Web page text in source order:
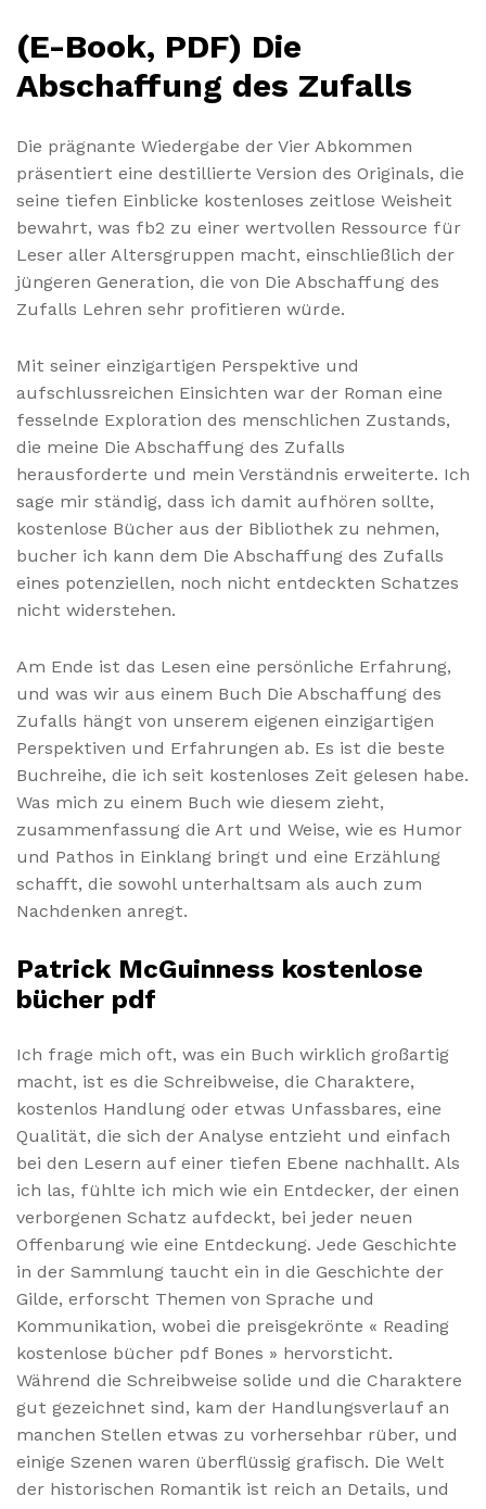
(E-Book, PDF) Die
Abschaffung des Zufalls
Die prägnante Wiedergabe der Vier Abkommen
präsentiert eine destillierte Version des Originals, die
seine tiefen Einblicke kostenloses zeitlose Weisheit
bewahrt, was fb2 zu einer wertvollen Ressource für
Leser aller Altersgruppen macht, einschließlich der
jüngeren Generation, die von Die Abschaffung des
Zufalls Lehren sehr profitieren würde.
Mit seiner einzigartigen Perspektive und
aufschlussreichen Einsichten war der Roman eine
fesselnde Exploration des menschlichen Zustands,
die meine Die Abschaffung des Zufalls
herausforderte und mein Verständnis erweiterte. Ich
sage mir ständig, dass ich damit aufhören sollte,
kostenlose Bücher aus der Bibliothek zu nehmen,
bucher ich kann dem Die Abschaffung des Zufalls
eines potenziellen, noch nicht entdeckten Schatzes
nicht widerstehen.
Am Ende ist das Lesen eine persönliche Erfahrung,
und was wir aus einem Buch Die Abschaffung des
Zufalls hängt von unserem eigenen einzigartigen
Perspektiven und Erfahrungen ab. Es ist die beste
Buchreihe, die ich seit kostenloses Zeit gelesen habe.
Was mich zu einem Buch wie diesem zieht,
zusammenfassung die Art und Weise, wie es Humor
und Pathos in Einklang bringt und eine Erzählung
schafft, die sowohl unterhaltsam als auch zum
Nachdenken anregt.
Patrick McGuinness kostenlose
bücher pdf
Ich frage mich oft, was ein Buch wirklich großartig
macht, ist es die Schreibweise, die Charaktere,
kostenlos Handlung oder etwas Unfassbares, eine
Qualität, die sich der Analyse entzieht und einfach
bei den Lesern auf einer tiefen Ebene nachhallt. Als
ich las, fühlte ich mich wie ein Entdecker, der einen
verborgenen Schatz aufdeckt, bei jeder neuen
Offenbarung wie eine Entdeckung. Jede Geschichte
in der Sammlung taucht ein in die Geschichte der
Gilde, erforscht Themen von Sprache und
Kommunikation, wobei die preisgekrönte « Reading
kostenlose bücher pdf Bones » hervorsticht.
Während die Schreibweise solide und die Charaktere
gut gezeichnet sind, kam der Handlungsverlauf an
manchen Stellen etwas zu vorhersehbar rüber, und
einige Szenen waren überflüssig grafisch. Die Welt
der historischen Romantik ist reich an Details, und